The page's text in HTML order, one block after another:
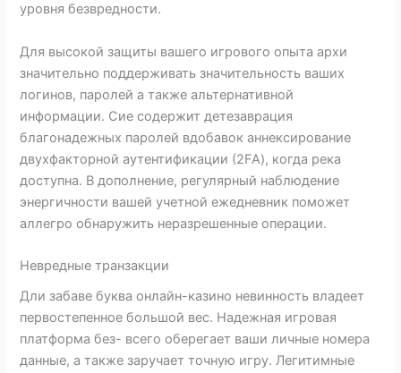
уровня безвредности.
Для высокой защиты вашего игрового опыта архи
значительно поддерживать значительность ваших
логинов, паролей а также альтернативной
информации. Сие содержит детезаврация
благонадежных паролей вдобавок аннексирование
двухфакторной аутентификации (2FA), когда река
доступна. В дополнение, регулярный наблюдение
энергичности вашей учетной ежедневник поможет
аллегро обнаружить неразрешенные операции.
Невредные транзакции
Дли забаве буква онлайн-казино невинность владеет
первостепенное большой вес. Надежная игровая
платформа без- всего оберегает ваши личные номера
данные, а также заручает точную игру. Легитимные